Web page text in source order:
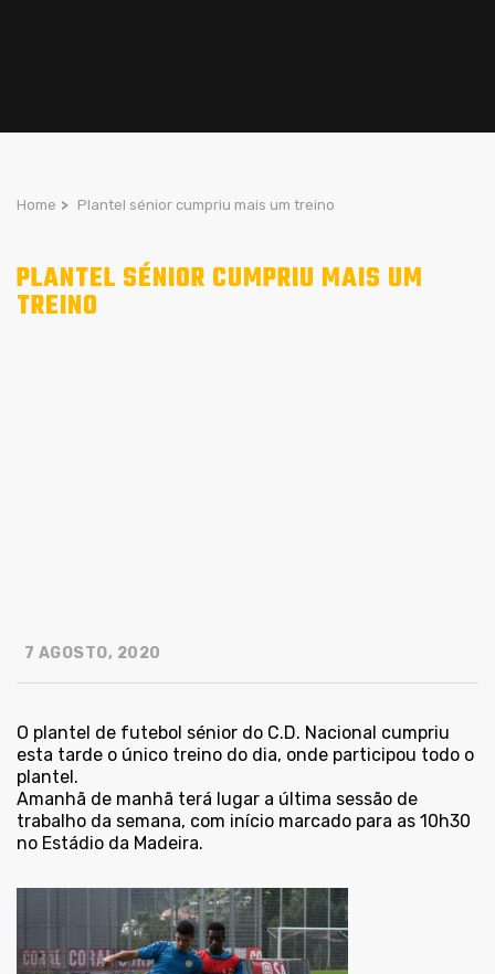
Home > Plantel sénior cumpriu mais um treino
PLANTEL SÉNIOR CUMPRIU MAIS UM
TREINO
7 AGOSTO, 2020
O plantel de futebol sénior do C.D. Nacional cumpriu
esta tarde o único treino do dia, onde participou todo o
plantel.
Amanhã de manhã terá lugar a última sessão de
trabalho da semana, com início marcado para as 10h30
no Estádio da Madeira.